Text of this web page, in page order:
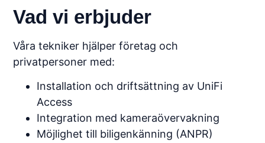
Vad vi erbjuder
Våra tekniker hjälper företag och
privatpersoner med:
Installation och driftsättning av UniFi
Access
Integration med kameraövervakning
Möjlighet till biligenkänning (ANPR)